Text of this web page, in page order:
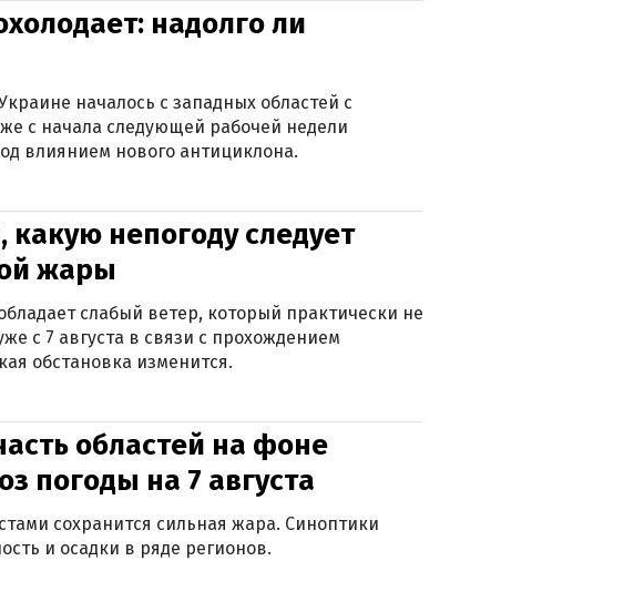
надолго ли
началось с западных областей с
с начала следующей рабочей недели
влиянием нового антициклона.
какую непогоду следует
жары
слабый ветер, который практически не
с 7 августа в связи с прохождением
обстановка изменится.
областей на фоне
погоды на 7 августа
сохранится сильная жара. Синоптики
и осадки в ряде регионов.